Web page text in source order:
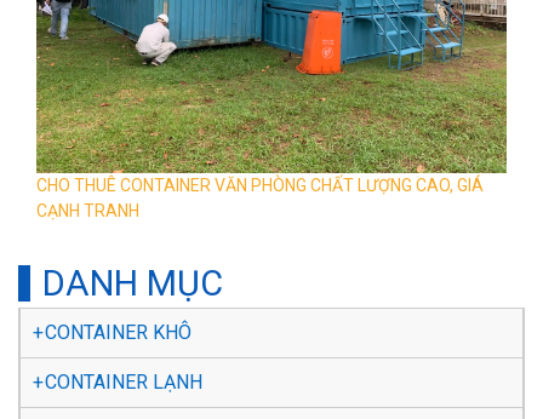
CHO THUÊ CONTAINER VĂN PHÒNG CHẤT LƯỢNG CAO, GIÁ
CẠNH TRANH
DANH MỤC
CONTAINER KHÔ
CONTAINER LẠNH